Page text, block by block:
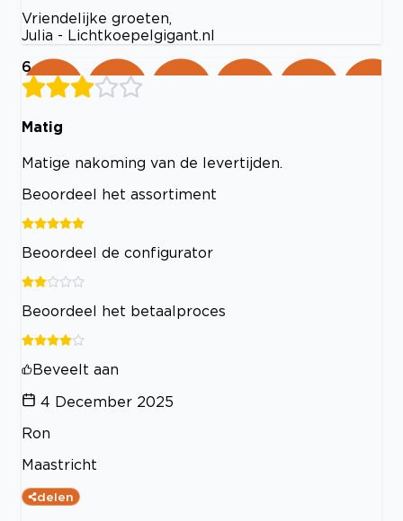
Vriendelijke groeten,
Julia - Lichtkoepelgigant.nl
6
Matig
Matige nakoming van de levertijden.
Beoordeel het assortiment
Beoordeel de configurator
Beoordeel het betaalproces
Beveelt aan
4 December 2025
Ron
Maastricht
delen